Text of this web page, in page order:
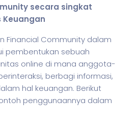
secara singkat
Financial Community dalam
pembentukan sebuah
online di mana anggota-
berbagi informasi,
hal keuangan. Berikut
penggunaannya dalam